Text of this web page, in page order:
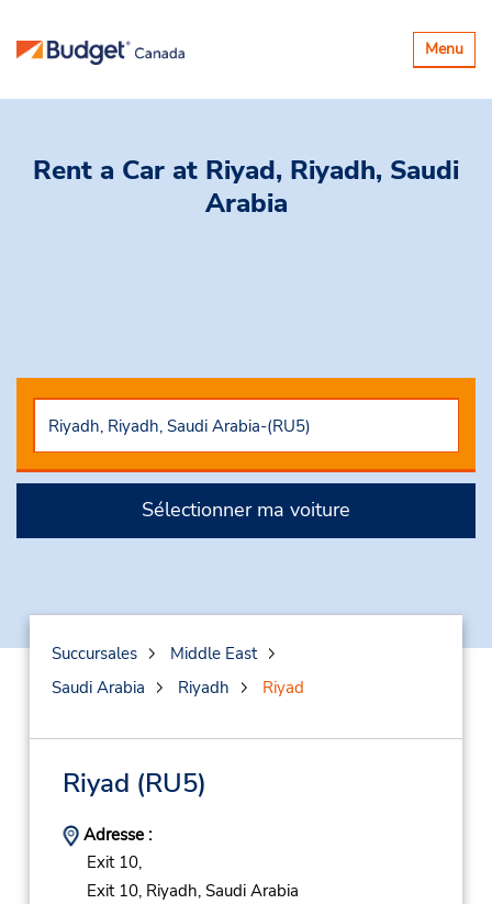
Basculer
la
Menu
Rent a Car at Riyad, Riyadh, Saudi
Arabia
Sélectionner ma voiture
Succursales
Middle East
Saudi Arabia
Riyadh Riyad
Riyad (RU5)
Adresse :
Exit 10,
Exit 10, Riyadh, Saudi Arabia